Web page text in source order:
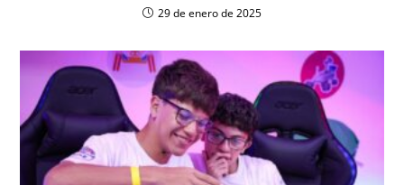
29 de enero de 2025